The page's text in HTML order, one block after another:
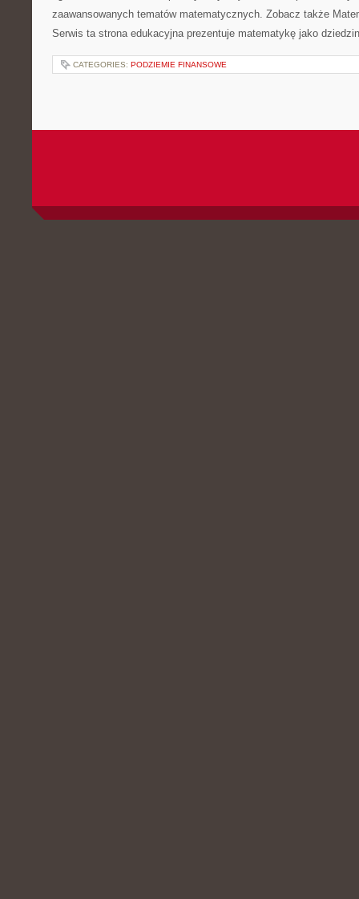
zaawansowanych tematów matematycznych. Zobacz także
Serwis ta strona edukacyjna prezentuje matematykę jako
CATEGORIES: PODZIEMIE FINANSOWE